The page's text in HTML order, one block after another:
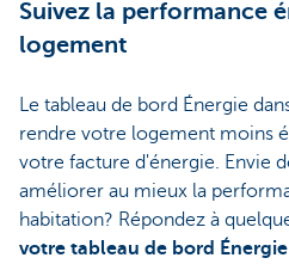
Suivez la performance
logement
Le tableau de bord Énergie
rendre votre logement moins
votre facture d'énergie. Envie
améliorer au mieux la
habitation? Répondez à
votre tableau de bord